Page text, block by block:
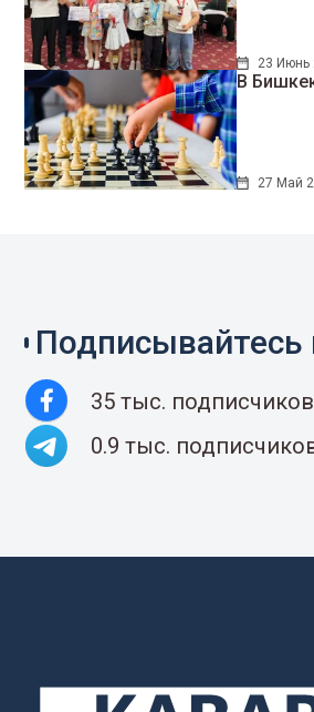
23 Июнь
В
27 Май
Подписывайтесь
35 тыс. подписчиков
0.9 тыс.